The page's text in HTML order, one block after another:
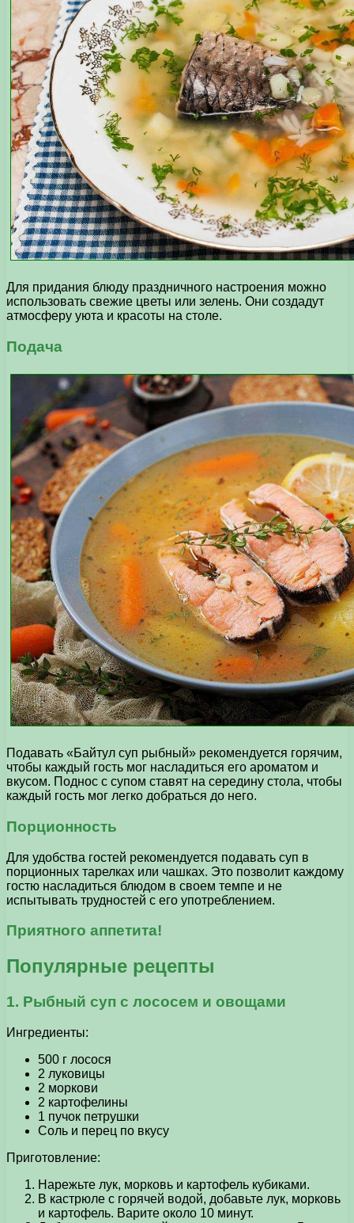
Для придания блюду праздничного настроения можно
использовать свежие цветы или зелень. Они создадут
атмосферу уюта и красоты на столе.
Подача
Подавать «Байтул суп рыбный» рекомендуется горячим,
чтобы каждый гость мог насладиться его ароматом и
вкусом. Поднос с супом ставят на середину стола, чтобы
каждый гость мог легко добраться до него.
Порционность
Для удобства гостей рекомендуется подавать суп в
порционных тарелках или чашках. Это позволит каждому
гостю насладиться блюдом в своем темпе и не
испытывать трудностей с его употреблением.
Приятного аппетита!
Популярные рецепты
1. Рыбный суп с лососем и овощами
Ингредиенты:
500 г лосося
2 луковицы
2 моркови
2 картофелины
1 пучок петрушки
Соль и перец по вкусу
Приготовление:
Нарежьте лук, морковь и картофель кубиками.
В кастрюле с горячей водой, добавьте лук, морковь
и картофель. Варите около 10 минут.